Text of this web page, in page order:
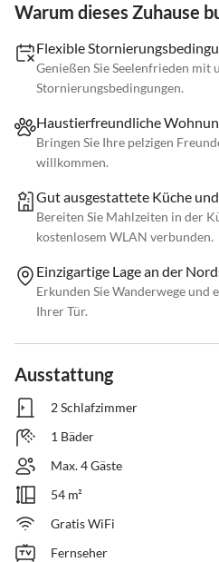
Warum dieses Zuhause
Flexible
Genießen Sie Seelenfrieden mit
Stornierungsbedingungen.
Haustierfreundliche
Bringen Sie Ihre pelzigen
willkommen.
Gut ausgestattete Küche
Bereiten Sie Mahlzeiten in der
kostenlosem WLAN verbunden.
Einzigartige Lage an der
Erkunden Sie Wanderwege
Ihrer Tür.
Ausstattung
2 Schlafzimmer
1 Bäder
Max. 4 Gäste
54 m²
Gratis WiFi
Fernseher